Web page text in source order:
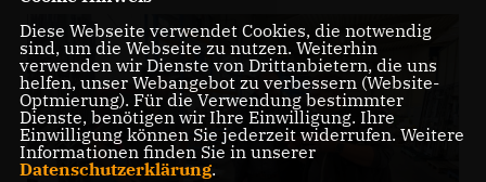
Diese Webseite verwendet Cookies, die notwendig
sind, um die Webseite zu nutzen. Weiterhin
verwenden wir Dienste von Drittanbietern, die uns
helfen, unser Webangebot zu verbessern (Website-
Optmierung). Für die Verwendung bestimmter
Dienste, benötigen wir Ihre Einwilligung. Ihre
Einwilligung können Sie jederzeit widerrufen. Weitere
Informationen finden Sie in unserer
Datenschutzerklärung.